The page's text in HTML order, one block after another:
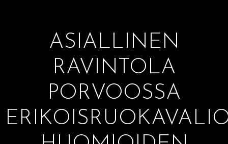
ASIALLINEN
RAVINTOLA
PORVOOSSA